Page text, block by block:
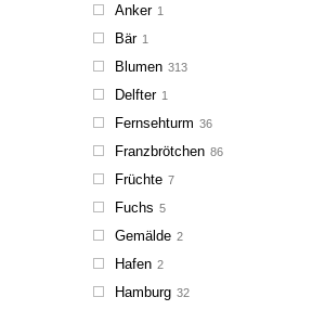
Anker 1
Bär 1
Blumen 313
Delfter 1
Fernsehturm 36
Franzbrötchen 86
Früchte 7
Fuchs 5
Gemälde 2
Hafen 2
Hamburg 32